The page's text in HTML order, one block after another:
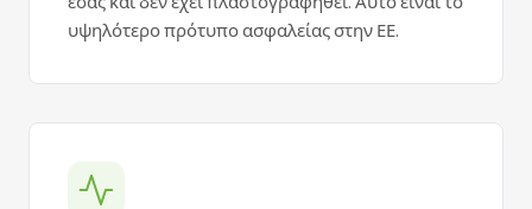
υψηλότερο πρότυπο ασφαλείας στην ΕΕ.